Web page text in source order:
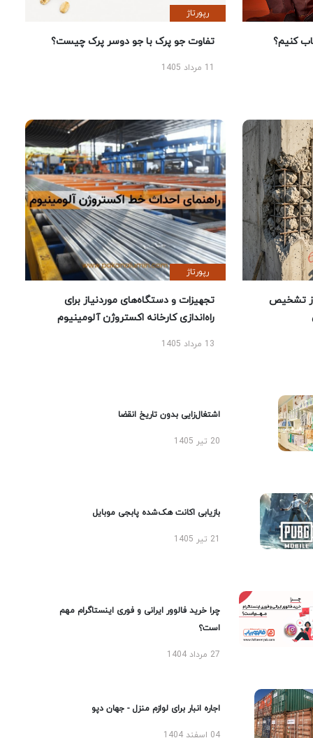
کنیم؟
رپورتاژ
تفاوت جو پرک با جو دوسر پرک چیست؟
تشخیص
رپورتاژ
تجهیزات و دستگاه‌های موردنیاز برای
راه‌اندازی کارخانه اکستروژن آلومینیوم
13 مرداد 1405
اشتغال‌زایی بدون تاریخ انقضا
20 تیر 1405
بازیابی اکانت هک‌شده پابجی موبایل
چرا خرید فالوور ایرانی و فوری اینستاگرام مهم
است؟
27 مرداد 1404
اجاره انبار برای لوازم منزل - جهان دپو
04 اسفند 1404